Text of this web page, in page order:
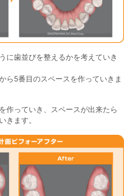
に歯並びを整えるかを考えていき
ら5番目のスペースを作っていきま
作っていき、スペースが出来たら
きます。